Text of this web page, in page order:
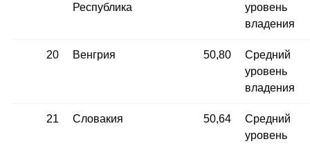
Республика
уровень
владения
20 Венгрия 50,80
Средний
уровень
владения
21 Словакия 50,64
Средний
уровень